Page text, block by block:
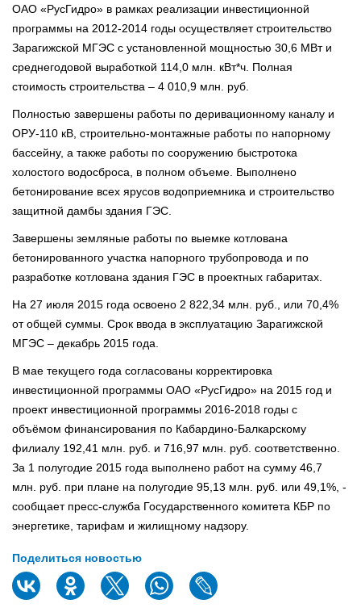
ОАО «РусГидро» в рамках реализации инвестиционной
программы на 2012-2014 годы осуществляет строительство
Зарагижской МГЭС с установленной мощностью 30,6 МВт и
среднегодовой выработкой 114,0 млн. кВт*ч. Полная
стоимость строительства – 4 010,9 млн. руб.
Полностью завершены работы по деривационному каналу и
ОРУ-110 кВ, строительно-монтажные работы по напорному
бассейну, а также работы по сооружению быстротока
холостого водосброса, в полном объеме. Выполнено
бетонирование всех ярусов водоприемника и строительство
защитной дамбы здания ГЭС.
Завершены земляные работы по выемке котлована
бетонированного участка напорного трубопровода и по
разработке котлована здания ГЭС в проектных габаритах.
На 27 июля 2015 года освоено 2 822,34 млн. руб., или 70,4%
от общей суммы. Срок ввода в эксплуатацию Зарагижской
МГЭС – декабрь 2015 года.
В мае текущего года согласованы корректировка
инвестиционной программы ОАО «РусГидро» на 2015 год и
проект инвестиционной программы 2016-2018 годы с
объёмом финансирования по Кабардино-Балкарскому
филиалу 192,41 млн. руб. и 716,97 млн. руб. соответственно.
За 1 полугодие 2015 года выполнено работ на сумму 46,7
млн. руб. при плане на полугодие 95,13 млн. руб. или 49,1%, -
сообщает пресс-служба Государственного комитета КБР по
энергетике, тарифам и жилищному надзору.
Поделиться новостью